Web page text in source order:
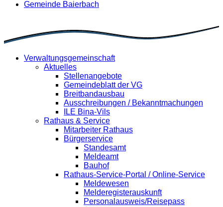
Gemeinde Baierbach
Verwaltungsgemeinschaft
Aktuelles
Stellenangebote
Gemeindeblatt der VG
Breitbandausbau
Ausschreibungen / Bekanntmachungen
ILE Bina-Vils
Rathaus & Service
Mitarbeiter Rathaus
Bürgerservice
Standesamt
Meldeamt
Bauhof
Rathaus-Service-Portal / Online-Service
Meldewesen
Melderegisterauskunft
Personalausweis/Reisepass